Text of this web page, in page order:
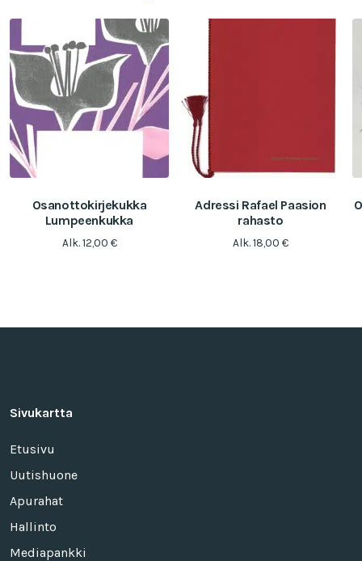
Osanottokirjekukka
Lumpeenkukka
Alk.12,00 €
Adressi Rafael Paasion
rahasto
Alk.18,00 €
Sivukartta
Etusivu
Uutishuone
Apurahat
Hallinto
Mediapankki